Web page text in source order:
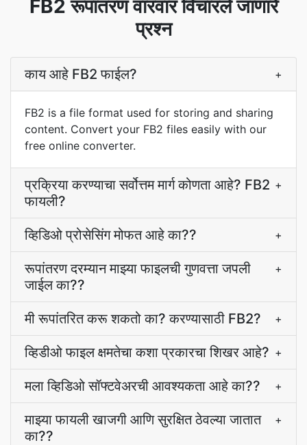
FB2 रूपांतरण वारंवार विचारले जाणारे
प्रश्न
काय आहे FB2 फाईल? +
FB2 is a file format used for storing and sharing
content. Convert your FB2 files easily with our
free online converter.
प्रक्रिया करण्याचा सर्वोत्तम मार्ग कोणता आहे? FB2
फायली?
+
व्हिडिओ प्रोसेसिंग मोफत आहे का?? +
रूपांतरण दरम्यान माझ्या फाइलची गुणवत्ता जपली
जाईल का??
+
मी रूपांतरित करू शकतो का? करण्यासाठी FB2? +
व्हिडीओ फाइल क्षमतेचा कशा प्रकारचा शिखर आहे? +
मला व्हिडिओ सॉफ्टवेअरची आवश्यकता आहे का?? +
माझ्या फायली खाजगी आणि सुरक्षित ठेवल्या जातात
का??
+